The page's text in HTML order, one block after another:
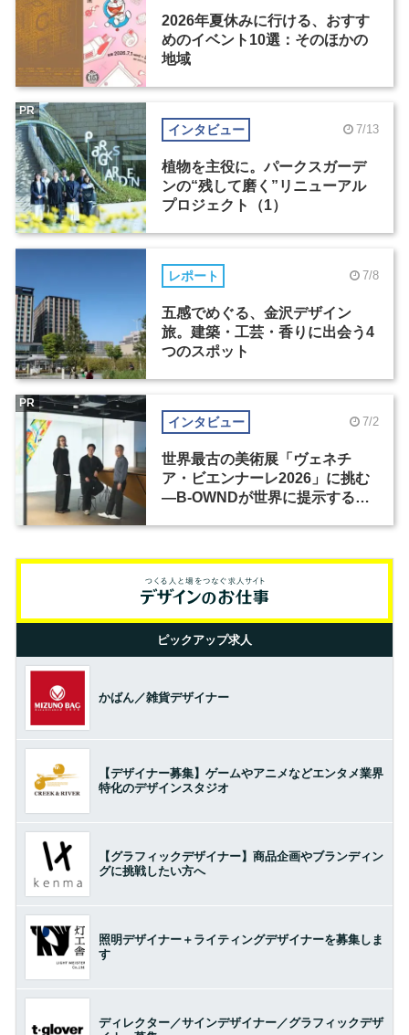
2026年夏休みに行ける、おすす
めのイベント10選：そのほかの
地域
インタビュー 7/13
植物を主役に。パークスガーデ
ンの“残して磨く”リニューアル
プロジェクト（1）
PR
レポート 7/8
五感でめぐる、金沢デザイン
旅。建築・工芸・香りに出会う4
つのスポット
インタビュー 7/2
世界最古の美術展「ヴェネチ
ア・ビエンナーレ2026」に挑む
―B-OWNDが世界に提示する美
PR
ピックアップ求人
かばん／雑貨デザイナー
【デザイナー募集】ゲームやアニメなどエンタメ業界
特化のデザインスタジオ
【グラフィックデザイナー】商品企画やブランディン
グに挑戦したい方へ
照明デザイナー＋ライティングデザイナーを募集しま
す
ディレクター／サインデザイナー／グラフィックデザ